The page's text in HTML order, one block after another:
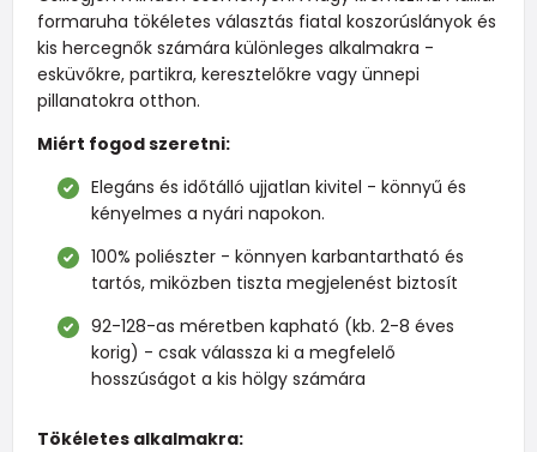
formaruha tökéletes választás fiatal koszorúslányok és
kis hercegnők számára különleges alkalmakra -
esküvőkre, partikra, keresztelőkre vagy ünnepi
pillanatokra otthon.
Miért fogod szeretni:
Elegáns és időtálló ujjatlan kivitel - könnyű és
kényelmes a nyári napokon.
100% poliészter - könnyen karbantartható és
tartós, miközben tiszta megjelenést biztosít
92-128-as méretben kapható (kb. 2-8 éves
korig) - csak válassza ki a megfelelő
hosszúságot a kis hölgy számára
Tökéletes alkalmakra: